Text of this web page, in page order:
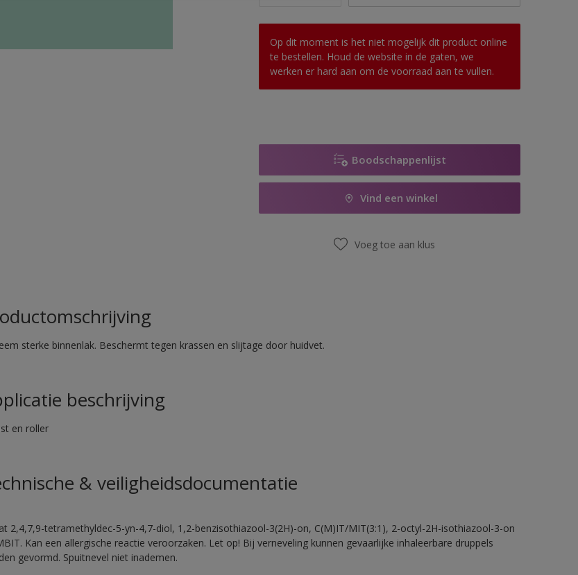
Op dit moment is het niet mogelijk dit product online
te bestellen. Houd de website in de gaten, we
werken er hard aan om de voorraad aan te vullen.
Boodschappenlijst
Vind een winkel
Voeg toe aan klus
sterke binnenlak. Beschermt tegen krassen en slijtage door huidvet.
beschrijving
en roller
& veiligheidsdocumentatie
2,4,7,9-tetramethyldec-5-yn-4,7-diol, 1,2-benzisothiazool-3(2H)-on, C(M)IT/MIT(3:1), 2-octyl-2H-isothiazool-3-on
Kan een allergische reactie veroorzaken. Let op! Bij verneveling kunnen gevaarlijke inhaleerbare druppels
gevormd. Spuitnevel niet inademen.